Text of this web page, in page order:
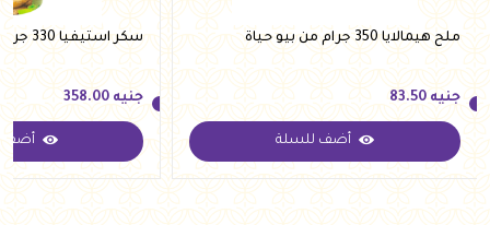
ملح هيمالايا 350 جرام من بيو حياة
جنيه
جنيه 83.50
أضف للسلة
سكر استيفيا 330 جرام من فيردي
جنيه
جنيه 358.00
أضف